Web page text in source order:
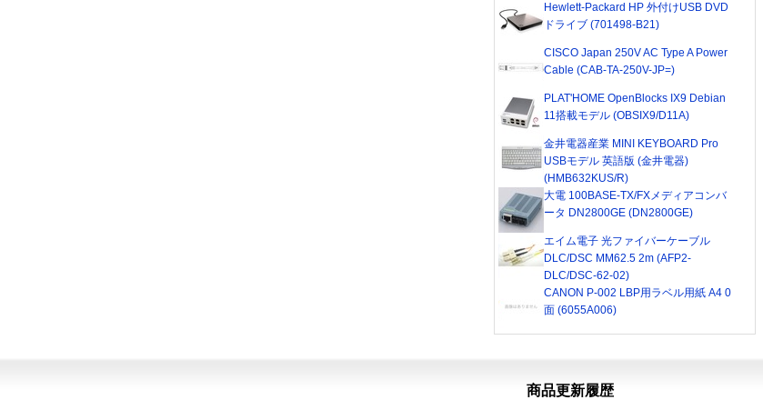
Hewlett-Packard HP 外付けUSB DVD
ドライブ (701498-B21)
CISCO Japan 250V AC Type A Power
Cable (CAB-TA-250V-JP=)
PLAT'HOME OpenBlocks IX9 Debian
11搭載モデル (OBSIX9/D11A)
金井電器産業 MINI KEYBOARD Pro
USBモデル 英語版 (金井電器)
(HMB632KUS/R)
大電 100BASE-TX/FXメディアコンバ
ータ DN2800GE (DN2800GE)
エイム電子 光ファイバーケーブル
DLC/DSC MM62.5 2m (AFP2-
DLC/DSC-62-02)
CANON P-002 LBP用ラベル用紙 A4 0
面 (6055A006)
商品更新履歴